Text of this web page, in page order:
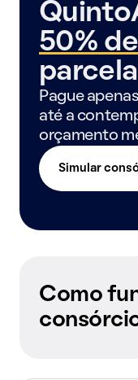
50%
parcela
Pague
até a
orçamento
Simular
Como